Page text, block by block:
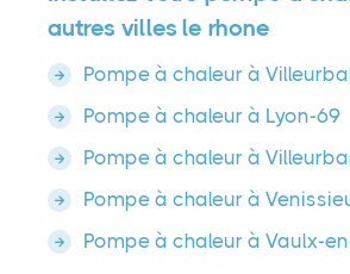
autres villes le rhone
Pompe à chaleur à
Pompe à chaleur à Lyon-69
Pompe à chaleur à
Pompe à chaleur à
Pompe à chaleur à Vaulx-